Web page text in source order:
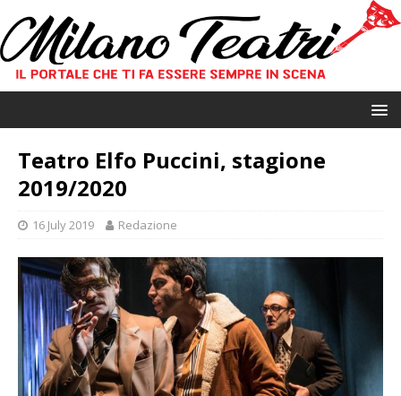
Teatro Elfo Puccini, stagione
2019/2020
16 July 2019 Redazione